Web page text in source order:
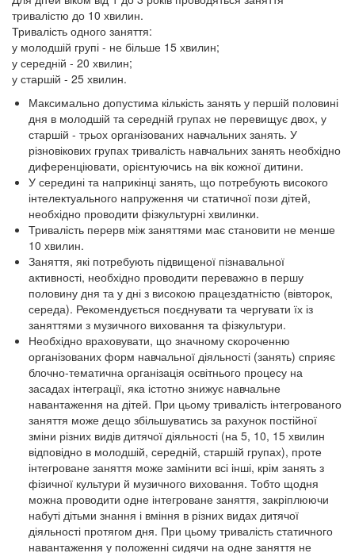
тривалістю до 10 хвилин.
Тривалість одного заняття:
у молодшій групі - не більше 15 хвилин;
у середній - 20 хвилин;
у старшій - 25 хвилин.
Максимально допустима кількість занять у першій половині
дня в молодшій та середній групах не перевищує двох, у
старшій - трьох організованих навчальних занять. У
різновікових групах тривалість навчальних занять необхідно
диференціювати, орієнтуючись на вік кожної дитини.
У середині та наприкінці занять, що потребують високого
інтелектуального напруження чи статичної пози дітей,
необхідно проводити фізкультурні хвилинки.
Тривалість перерв між заняттями має становити не менше
10 хвилин.
Заняття, які потребують підвищеної пізнавальної
активності, необхідно проводити переважно в першу
половину дня та у дні з високою працездатністю (вівторок,
середа). Рекомендується поєднувати та чергувати їх із
заняттями з музичного виховання та фізкультури.
Необхідно враховувати, що значному скороченню
організованих форм навчальної діяльності (занять) сприяє
блочно-тематична організація освітнього процесу на
засадах інтеграції, яка істотно знижує навчальне
навантаження на дітей. При цьому тривалість інтегрованого
заняття може дещо збільшуватись за рахунок постійної
зміни різних видів дитячої діяльності (на 5, 10, 15 хвилин
відповідно в молодшій, середній, старшій групах), проте
інтегроване заняття може замінити всі інші, крім занять з
фізичної культури й музичного виховання. Тобто щодня
можна проводити одне інтегроване заняття, закріплюючи
набуті дітьми знання і вміння в різних видах дитячої
діяльності протягом дня. При цьому тривалість статичного
навантаження у положенні сидячи на одне заняття не